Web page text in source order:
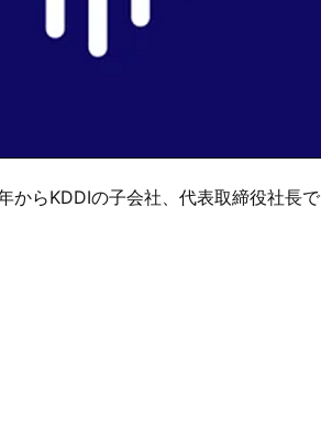
らKDDIの子会社、代表取締役社長で